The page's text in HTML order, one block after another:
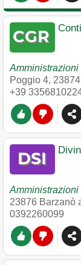
Poggio 4, 23874
+39
23876 Barzanò
0392260099